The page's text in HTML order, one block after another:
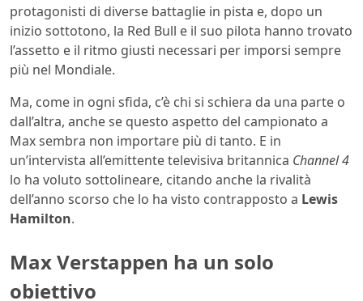
protagonisti di diverse battaglie in pista e, dopo un
inizio sottotono, la Red Bull e il suo pilota hanno trovato
l’assetto e il ritmo giusti necessari per imporsi sempre
più nel Mondiale.
Ma, come in ogni sfida, c’è chi si schiera da una parte o
dall’altra, anche se questo aspetto del campionato a
Max sembra non importare più di tanto. E in
un’intervista all’emittente televisiva britannica Channel 4
lo ha voluto sottolineare, citando anche la rivalità
dell’anno scorso che lo ha visto contrapposto a Lewis
Hamilton.
Max Verstappen ha un solo
obiettivo